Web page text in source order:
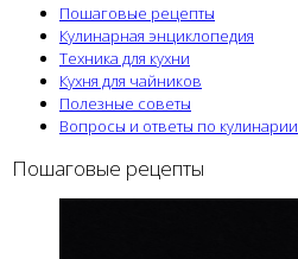
Пошаговые рецепты
Кулинарная энциклопедия
Техника для кухни
Кухня для чайников
Полезные советы
Вопросы и ответы по кулинарии
Пошаговые рецепты